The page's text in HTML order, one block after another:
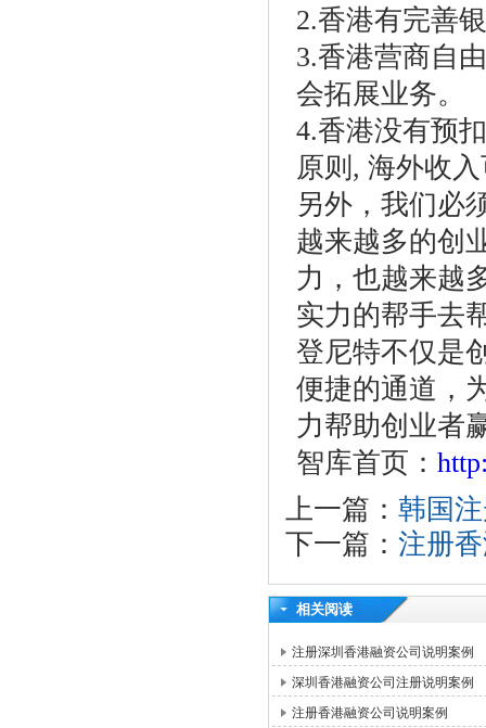
2.香港有完善
3.香港营商自
会拓展业务。
4.香港没有预
原则, 海外收
另外，我们必
越来越多的创
力，也越来越
实力的帮手去
登尼特不仅是
便捷的通道，
力帮助创业者
智库首页：
上一篇： 韩国
下一篇： 注册
相关阅读
注册深圳香港融资公司说明案例
深圳香港融资公司注册说明案例
注册香港融资公司说明案例